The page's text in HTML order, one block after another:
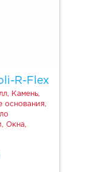
R-Flex
Камень,
основания,
Окна,